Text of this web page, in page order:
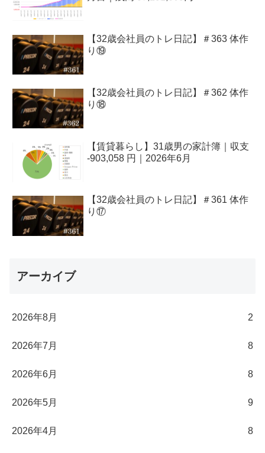
【32歳会社員のトレ日記】＃363 体作
り⑲
【32歳会社員のトレ日記】＃362 体作
り⑱
【賃貸暮らし】31歳男の家計簿｜収支
-903,058 円｜2026年6月
【32歳会社員のトレ日記】＃361 体作
り⑰
アーカイブ
2026年8月 2
2026年7月 8
2026年6月 8
2026年5月 9
2026年4月 8